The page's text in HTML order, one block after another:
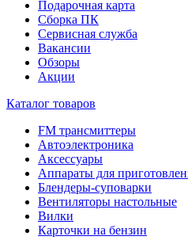
Подарочная карта
Сборка ПК
Сервисная служба
Вакансии
Обзоры
Акции
Каталог товаров
FM трансмиттеры
Автоэлектроника
Аксессуары
Аппараты для
Блендеры-суповарки
Вентиляторы настольные
Вилки
Карточки на бензин